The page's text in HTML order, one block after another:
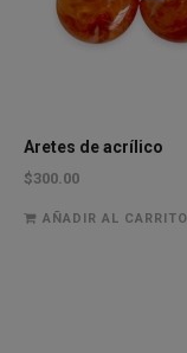
Aretes de acrílico
$300.00
AÑADIR AL CARRITO